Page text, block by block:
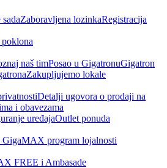
Zaboravljena lozinkaRegistracija
naš timPosao u GigatronuGigatron
Zakupljujemo lokale
Detalji ugovora o prodaji na
i obavezama
uređajaOutlet ponuda
GigaMAX program lojalnosti
FREE i Ambasade